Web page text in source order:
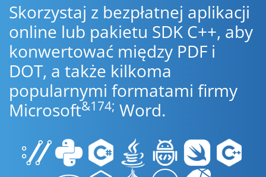
Skorzystaj z bezpłatnej aplikacji
online lub pakietu SDK C++, aby
konwertować między PDF i
DOT, a także kilkoma
popularnymi formatami firmy
Microsoft&174; Word.